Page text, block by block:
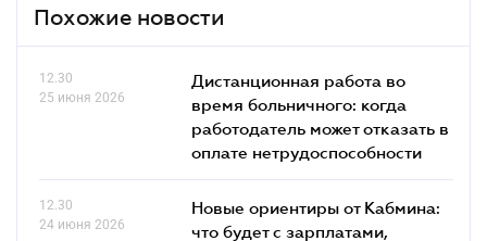
Похожие новости
12.30
25 июня 2026
Дистанционная работа во
время больничного: когда
работодатель может отказать в
оплате нетрудоспособности
12.30
24 июня 2026
Новые ориентиры от Кабмина:
что будет с зарплатами,